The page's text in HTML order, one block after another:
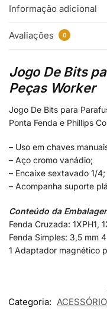
Informação adicional
Avaliações 0
Jogo De Bits
Peças Worker
Jogo De Bits para
Ponta Fenda e Phillips
– Uso em chaves
– Aço cromo vanádio;
– Encaixe sextavado 1/4;
– Acompanha suporte
Conteúdo da
Fenda Cruzada: 1XPH1,
Fenda Simples: 3,5 mm
1 Adaptador magnético
Categoria: